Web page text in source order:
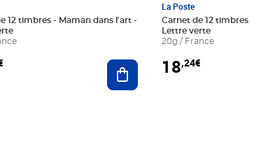
12 timbres - Maman dans l'art -
Ajouter au panier
La Poste
Carnet de 12 timbres - Le
Lettre verte
20g / France
18,24€